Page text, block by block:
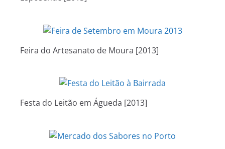
Feira do Artesanato de Moura [2013]
Festa do Leitão em Águeda [2013]